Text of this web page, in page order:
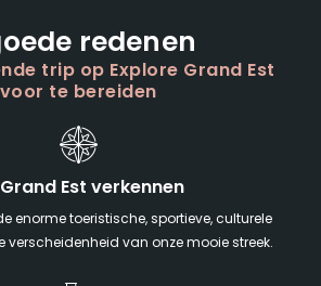
redenen
trip op Explore Grand Est
voor te bereiden
Est verkennen
enorme toeristische, sportieve, culturele
verscheidenheid van onze mooie streek.